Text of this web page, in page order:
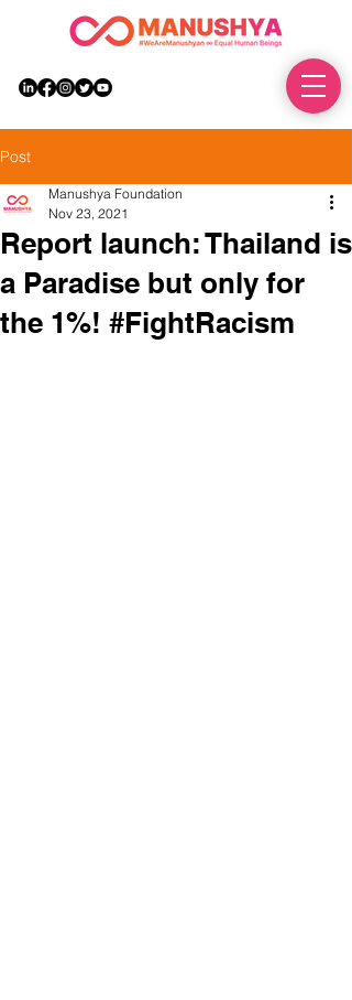
Post
Report launch: Thailand is
a Paradise but only for
the 1%! #FightRacism
Manushya Foundation
Nov 23, 2021